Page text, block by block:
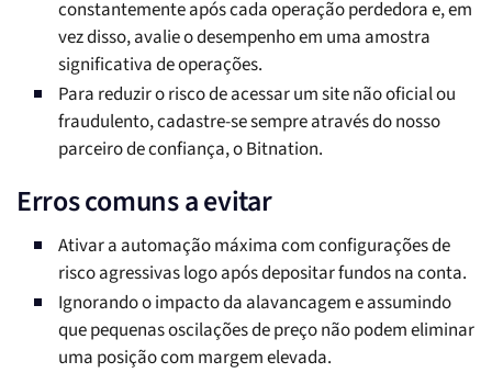
constantemente após cada operação perdedora e, em
vez disso, avalie o desempenho em uma amostra
significativa de operações.
Para reduzir o risco de acessar um site não oficial ou
fraudulento, cadastre-se sempre através do nosso
parceiro de confiança, o Bitnation.
Erros comuns a evitar
Ativar a automação máxima com configurações de
risco agressivas logo após depositar fundos na conta.
Ignorando o impacto da alavancagem e assumindo
que pequenas oscilações de preço não podem eliminar
uma posição com margem elevada.